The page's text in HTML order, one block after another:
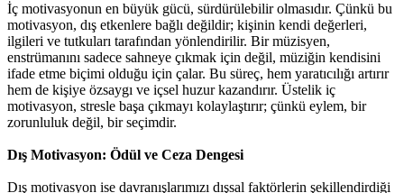
İç motivasyonun en büyük gücü, sürdürülebilir olmasıdır. Çünkü bu
motivasyon, dış etkenlere bağlı değildir; kişinin kendi değerleri,
ilgileri ve tutkuları tarafından yönlendirilir. Bir müzisyen,
enstrümanını sadece sahneye çıkmak için değil, müziğin kendisini
ifade etme biçimi olduğu için çalar. Bu süreç, hem yaratıcılığı artırır
hem de kişiye özsaygı ve içsel huzur kazandırır. Üstelik iç
motivasyon, stresle başa çıkmayı kolaylaştırır; çünkü eylem, bir
zorunluluk değil, bir seçimdir.
Dış Motivasyon: Ödül ve Ceza Dengesi
Dış motivasyon ise davranışlarımızı dışsal faktörlerin şekillendirdiği